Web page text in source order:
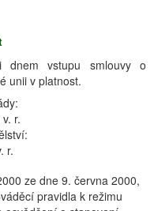
dnem vstupu smlouvy o
unii v platnost.
v. r.
r.
ze dne 9. června 2000,
pravidla k režimu